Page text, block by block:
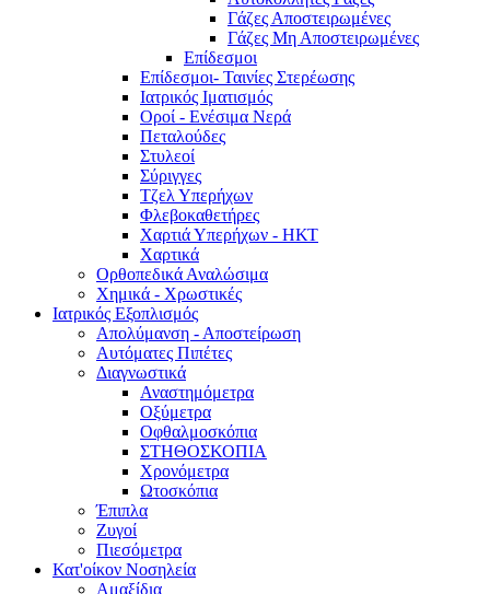
Γάζες Αποστειρωμένες
Γάζες Μη Αποστειρωμένες
Επίδεσμοι
Επίδεσμοι- Ταινίες Στερέωσης
Ιατρικός Ιματισμός
Οροί - Ενέσιμα Νερά
Πεταλούδες
Στυλεοί
Σύριγγες
Τζελ Υπερήχων
Φλεβοκαθετήρες
Χαρτιά Υπερήχων - ΗΚΤ
Χαρτικά
Ορθοπεδικά Αναλώσιμα
Χημικά - Χρωστικές
Ιατρικός Εξοπλισμός
Απολύμανση - Αποστείρωση
Αυτόματες Πιπέτες
Διαγνωστικά
Αναστημόμετρα
Οξύμετρα
Οφθαλμοσκόπια
ΣΤΗΘΟΣΚΟΠΙΑ
Χρονόμετρα
Ωτοσκόπια
Έπιπλα
Ζυγοί
Πιεσόμετρα
Κατ'οίκον Νοσηλεία
Αμαξίδια